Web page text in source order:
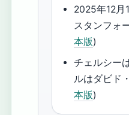
2025年12月
スタンフォ
本版)
チェルシー
ルはダビド
本版)